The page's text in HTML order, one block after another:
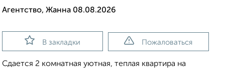
Агентство, Жанна 08.08.2026
В закладки Пожаловаться
Сдается 2 комнатная уютная, теплая квартира на